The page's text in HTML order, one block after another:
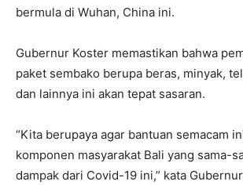
bermula di Wuhan, China ini.
Gubernur Koster memastikan bahwa
paket sembako berupa beras, minyak,
dan lainnya ini akan tepat sasaran.
“Kita berupaya agar bantuan semacam
komponen masyarakat Bali yang sama-
dampak dari Covid-19 ini,” kata